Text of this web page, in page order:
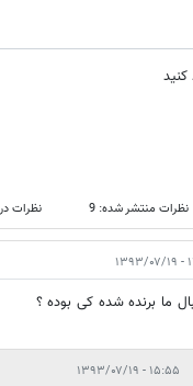
نظرات منتشر شده: 9 نظرات
۱۹
ما برنده شده کی بوده ؟
۱۵:۵۵ - ۱۳۹۳/۰۷/۱۹